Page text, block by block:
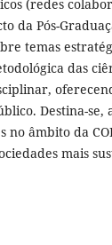
(redes
da Pós-
temas
das
Destina-
no âmbito da
mais